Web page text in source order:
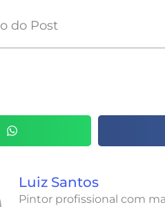
do Post
Luiz Santos
Pintor profissional com